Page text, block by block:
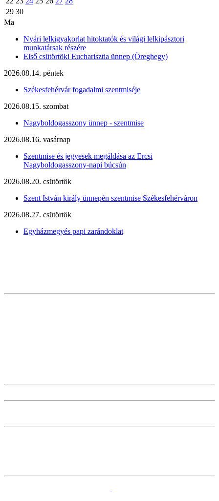
29 30
Ma
Nyári lelkigyakorlat hitoktatók és világi lelkipásztori
munkatársak részére
Első csütörtöki Eucharisztia ünnep (Öreghegy)
2026.08.14. péntek
Székesfehérvár fogadalmi szentmiséje
2026.08.15. szombat
Nagyboldogasszony ünnep - szentmise
2026.08.16. vasárnap
Szentmise és jegyesek megáldása az Ercsi
Nagyboldogasszony-napi búcsún
2026.08.20. csütörtök
Szent István király ünnepén szentmise Székesfehérváron
2026.08.27. csütörtök
Egyházmegyés papi zarándoklat